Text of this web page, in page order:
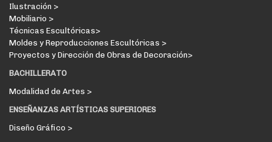
Ilustración >
Mobiliario >
Técnicas Escultóricas>
Moldes y Reproducciones Escultóricas >
Proyectos y Dirección de Obras de Decoración>
BACHILLERATO
Modalidad de Artes >
ENSEÑANZAS ARTÍSTICAS SUPERIORES
Diseño Gráfico >